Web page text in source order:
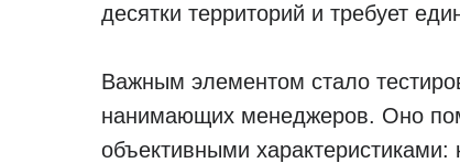
десятки территорий и требует
Важным элементом стало
нанимающих менеджеров. Оно
объективными характеристиками: